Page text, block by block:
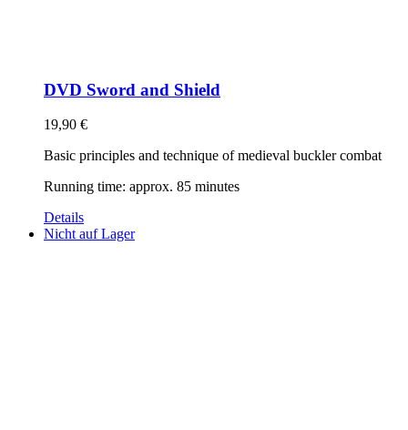
DVD Sword and Shield
19,90 €
Basic principles and technique of medieval buckler combat
Running time: approx. 85 minutes
Details
Nicht auf Lager